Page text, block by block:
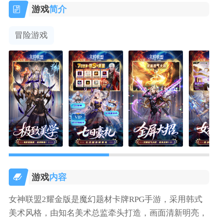
游戏简介
冒险游戏
游戏内容
女神联盟2耀金版是魔幻题材卡牌RPG手游，采用韩式
美术风格，由知名美术总监牵头打造，画面清新明亮，